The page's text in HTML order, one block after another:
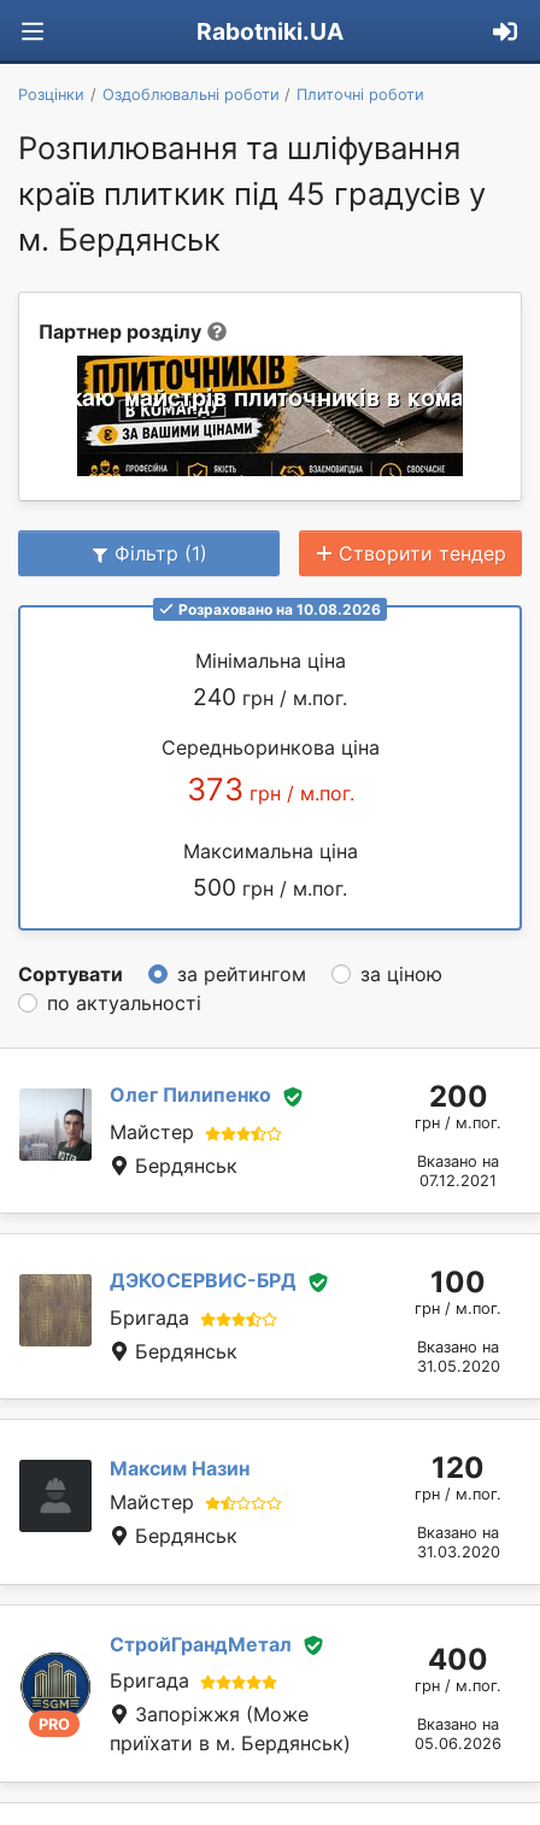
Rabotniki.UA
Розцінки Оздоблювальні роботи Плиточні роботи
Розпилювання та шліфування
країв плиткик під 45 градусів у
м. Бердянськ
Партнер розділу
Фільтр (1) Створити тендер
Розраховано на 10.08.2026
Мінімальна ціна
240 грн / м.пог.
Середньоринкова ціна
373 грн / м.пог.
Максимальна ціна
500 грн / м.пог.
Сортувати за рейтингом
за ціною
по актуальності
Олег Пилипенко
Майстер
Бердянськ
200
грн / м.пог.
Вказано на
07.12.2021
ДЭКОСЕРВИС-БРД
Бригада
Бердянськ
100
грн / м.пог.
Вказано на
31.05.2020
Максим Назин
Майстер
Бердянськ
120
грн / м.пог.
Вказано на
31.03.2020
PRO
СтройГрандМетал
Бригада
Запоріжжя (Може
приїхати в м. Бердянськ)
400
грн / м.пог.
Вказано на
05.06.2026